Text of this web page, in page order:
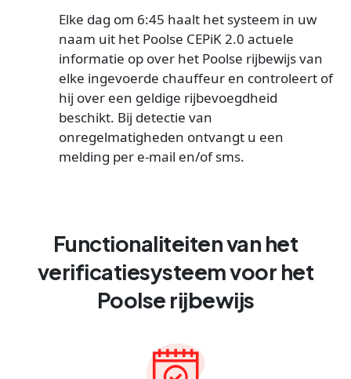
Elke dag om 6:45 haalt het systeem in uw
naam uit het Poolse CEPiK 2.0 actuele
informatie op over het Poolse rijbewijs van
elke ingevoerde chauffeur en controleert of
hij over een geldige rijbevoegdheid
beschikt. Bij detectie van
onregelmatigheden ontvangt u een
melding per e-mail en/of sms.
Functionaliteiten van het
verificatiesysteem voor het
Poolse rijbewijs